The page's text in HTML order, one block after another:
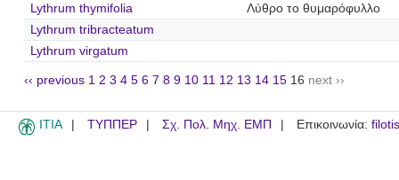
Lythrum thymifolia
Λύθρο το θυμαρόφυλλο
Lythrum tribracteatum
Lythrum virgatum
‹‹ previous 1 2 3 4 5 6 7 8 9 10 11 12 13 14 15 16 next ››
ITIA ΤΥΠΠΕΡ Σχ. Πολ. Μηχ. ΕΜΠ Επικοινωνία: